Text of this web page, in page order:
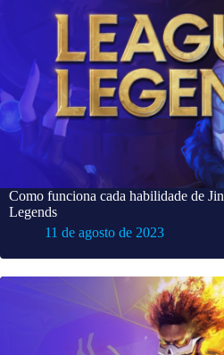
Como funciona cada habilidade de
Legends
11 de agosto de 2023